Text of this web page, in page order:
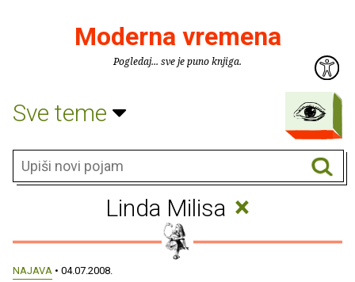
Moderna vremena
Pogledaj... sve je puno knjiga.
Sve teme
Linda Milisa ×
NAJAVA • 04.07.2008.